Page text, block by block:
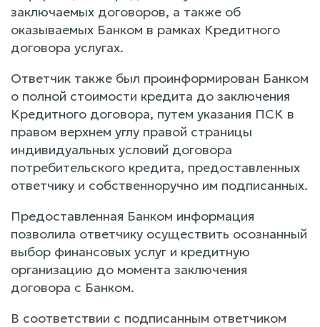
заключаемых договоров, а также об
оказываемых Банком в рамках Кредитного
договора услугах.
Ответчик также был проинформирован Банком
о полной стоимости кредита до заключения
Кредитного договора, путем указания ПСК в
правом верхнем углу правой страницы
индивидуальных условий договора
потребительского кредита, предоставленных
ответчику и собственноручно им подписанных.
Предоставленная Банком информация
позволила ответчику осуществить осознанный
выбор финансовых услуг и кредитную
организацию до момента заключения
договора с Банком.
В соответствии с подписанным ответчиком